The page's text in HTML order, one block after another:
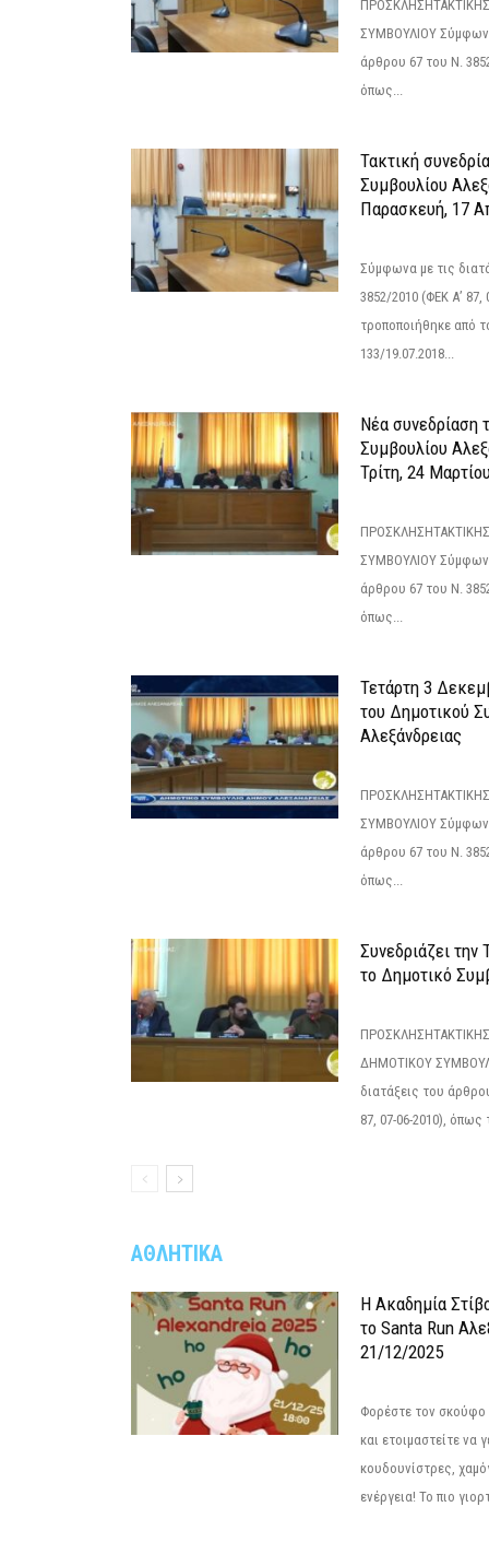
ΣΥΜΒΟΥΛΙΟΥ
άρθρου 67 του Ν.
όπως...
Τακτική
Συμβουλίου
Παρασκευή, 17
Σύμφωνα με τις
3852/2010 (ΦΕΚ Α’ 87,
τροποποιήθηκε από
133/19.07.2018...
Νέα συνεδρίαση
Συμβουλίου
Τρίτη, 24
ΣΥΜΒΟΥΛΙΟΥ
άρθρου 67 του Ν.
όπως...
Τετάρτη 3
του Δημοτικού
Αλεξάνδρειας
ΣΥΜΒΟΥΛΙΟΥ
άρθρου 67 του Ν.
όπως...
Συνεδριάζει
το Δημοτικό
ΔΗΜΟΤΙΚΟΥ
διατάξεις του
87, 07-06-2010), όπως
ΑΘΛΗΤΙΚΑ
Η Ακαδημία
το Santa Run
21/12/2025
Φορέστε τον σκούφο
και ετοιμαστείτε να
κουδουνίστρες,
ενέργεια! Το πιο